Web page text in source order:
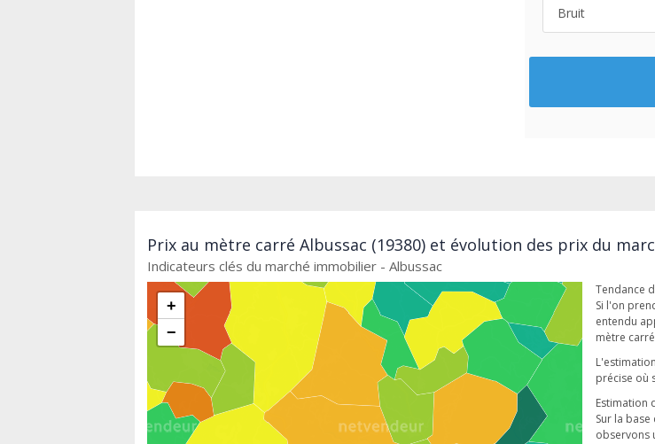
Prix au mètre carré Albussac (19380) et évolution des prix du
Indicateurs clés du marché immobilier - Albussac
+
−
Tendance
Si l'on
entendu
mètre
précise où
Estimation
Sur la
observons